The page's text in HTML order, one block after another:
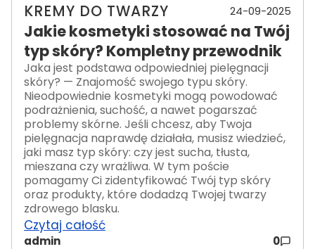
KREMY DO TWARZY 24-09-2025
Jakie kosmetyki stosować na Twój
typ skóry? Kompletny przewodnik
Jaka jest podstawa odpowiedniej pielęgnacji
skóry? — Znajomość swojego typu skóry.
Nieodpowiednie kosmetyki mogą powodować
podrażnienia, suchość, a nawet pogarszać
problemy skórne. Jeśli chcesz, aby Twoja
pielęgnacja naprawdę działała, musisz wiedzieć,
jaki masz typ skóry: czy jest sucha, tłusta,
mieszana czy wrażliwa. W tym poście
pomagamy Ci zidentyfikować Twój typ skóry
oraz produkty, które dodadzą Twojej twarzy
zdrowego blasku.
Czytaj całość
admin 0